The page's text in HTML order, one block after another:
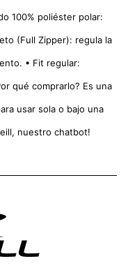
100% poliéster polar:
(Full Zipper): regula la
• Fit regular:
qué comprarlo? Es una
usar sola o bajo una
nuestro chatbot!